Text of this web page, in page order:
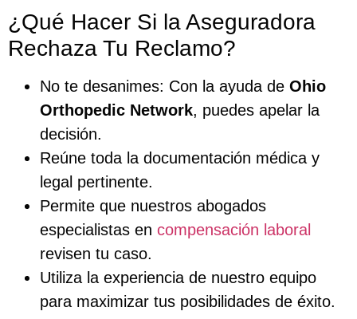
¿Qué Hacer Si la Aseguradora
Rechaza Tu Reclamo?
No te desanimes: Con la ayuda de Ohio
Orthopedic Network, puedes apelar la
decisión.
Reúne toda la documentación médica y
legal pertinente.
Permite que nuestros abogados
especialistas en compensación laboral
revisen tu caso.
Utiliza la experiencia de nuestro equipo
para maximizar tus posibilidades de éxito.